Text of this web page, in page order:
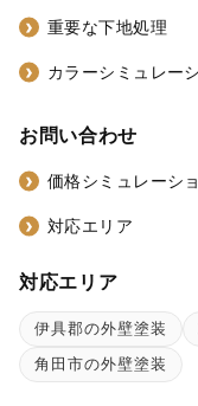
重要な下地処理
カラーシミュレー
お問い合わせ
価格シミュレーシ
対応エリア
対応エリア
伊具郡の外壁塗装
角田市の外壁塗装